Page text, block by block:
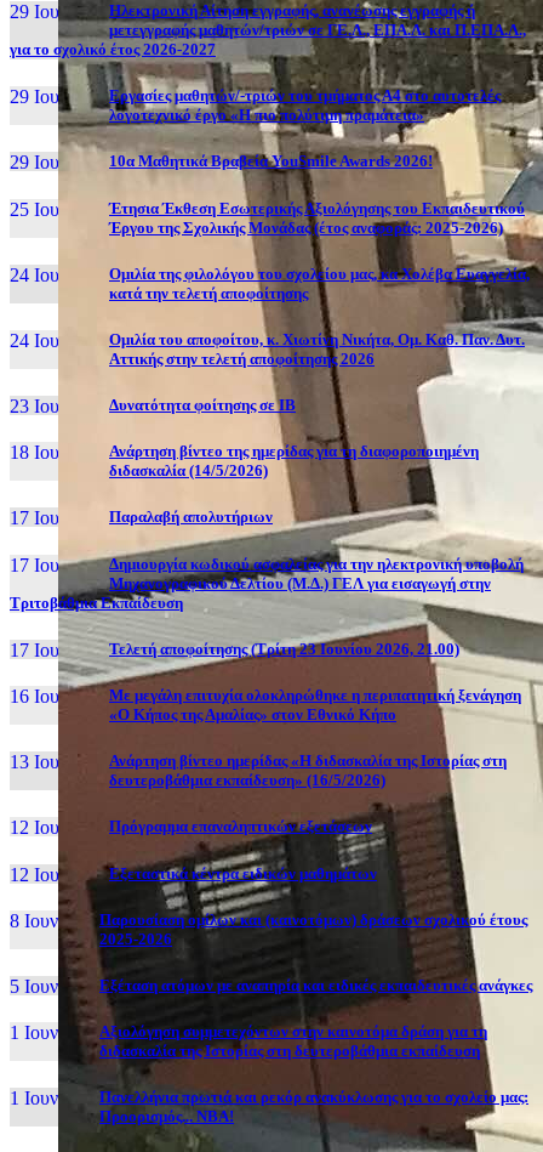
29 Ιουν, 26
Ηλεκτρονική Αίτηση εγγραφής, ανανέωσης εγγραφής ή
μετεγγραφής μαθητών/τριών σε ΓΕ.Λ., ΕΠΑ.Λ. και Π.ΕΠΑ.Λ.,
για το σχολικό έτος 2026-2027
29 Ιουν, 26
Εργασίες μαθητών/-τριών του τμήματος Α4 στο αυτοτελές
λογοτεχνικό έργο «Η πιο πολύτιμη πραμάτεια»
29 Ιουν, 26 10α Μαθητικά Βραβεία YouSmile Awards 2026!
25 Ιουν, 26
Έτησια Έκθεση Εσωτερικής Αξιολόγησης του Εκπαιδευτικού
Έργου της Σχολικής Μονάδας (έτος αναφοράς: 2025-2026)
24 Ιουν, 26
Ομιλία της φιλολόγου του σχολείου μας, κα Χολέβα Ευαγγελία,
κατά την τελετή αποφοίτησης
24 Ιουν, 26
Ομιλία του αποφοίτου, κ. Χιωτίνη Νικήτα, Ομ. Καθ. Παν. Δυτ.
Αττικής στην τελετή αποφοίτησης 2026
23 Ιουν, 26 Δυνατότητα φοίτησης σε ΙΒ
18 Ιουν, 26
Ανάρτηση βίντεο της ημερίδας για τη διαφοροποιημένη
διδασκαλία (14/5/2026)
17 Ιουν, 26 Παραλαβή απολυτήριων
17 Ιουν, 26
Δημιουργία κωδικού ασφαλείας για την ηλεκτρονική υποβολή
Μηχανογραφικού Δελτίου (Μ.Δ.) ΓΕΛ για εισαγωγή στην
Τριτοβάθμια Εκπαίδευση
17 Ιουν, 26 Τελετή αποφοίτησης (Τρίτη 23 Ιουνίου 2026, 21.00)
16 Ιουν, 26
Με μεγάλη επιτυχία ολοκληρώθηκε η περιπατητική ξενάγηση
«Ο Κήπος της Αμαλίας» στον Εθνικό Κήπο
13 Ιουν, 26
Ανάρτηση βίντεο ημερίδας «Η διδασκαλία της Ιστορίας στη
δευτεροβάθμια εκπαίδευση» (16/5/2026)
12 Ιουν, 26 Πρόγραμμα επαναληπτικών εξετάσεων
12 Ιουν, 26 Εξεταστικά κέντρα ειδικών μαθημάτων
8 Ιουν, 26
Παρουσίαση ομίλων και (καινοτόμων) δράσεων σχολικού έτους
2025-2026
5 Ιουν, 26 Εξέταση ατόμων με αναπηρία και ειδικές εκπαιδευτικές ανάγκες
1 Ιουν, 26
Αξιολόγηση συμμετεχόντων στην καινοτόμα δράση για τη
διδασκαλία της Ιστορίας στη δευτεροβάθμια εκπαίδευση
1 Ιουν, 26
Πανελλήνια πρωτιά και ρεκόρ ανακύκλωσης για το σχολείο μας:
Προορισμός... NBA!